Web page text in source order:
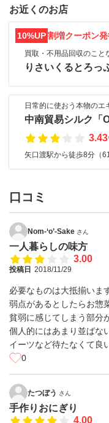
お近くのお店
10%UP割増クーポン
買取・不用品回収のこ
りさいくるとろっ
日常的に使おう本物のエ
中南貿易シルク「
3.43
矢口渡駅から徒歩8分（
口コミ
Nom-‘o’-Sake さん
一人暮らしの味方
3.00
投稿日 2018/11/29
必要なものは大抵揃いま
弱点があるとしたらお惣
貧弱に感じてしまう部分
個人的にはあまり並ばな
イーツなど待たなくて良
0
たつぼう さん
手作りおにぎり
4.00